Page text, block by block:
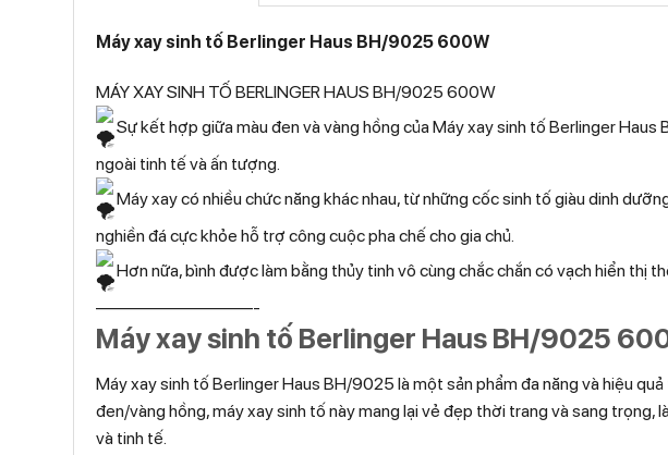
Máy xay sinh tố Berlinger Haus BH/9025 600W
MÁY XAY SINH TỐ BERLINGER HAUS BH/9025 600W
Sự kết hợp giữa màu đen và vàng hồng của Máy xay sinh tố Berlinger
ngoài tinh tế và ấn tượng.
Máy xay có nhiều chức năng khác nhau, từ những cốc sinh tố giàu dinh
nghiền đá cực khỏe hỗ trợ công cuộc pha chế cho gia chủ.
Hơn nữa, bình được làm bằng thủy tinh vô cùng chắc chắn có vạch hiển thị
—————————-
Máy xay sinh tố Berlinger Haus BH/9025
Máy xay sinh tố Berlinger Haus BH/9025 là một sản phẩm đa năng và hiệu
đen/vàng hồng, máy xay sinh tố này mang lại vẻ đẹp thời trang và sang trọng,
và tinh tế.